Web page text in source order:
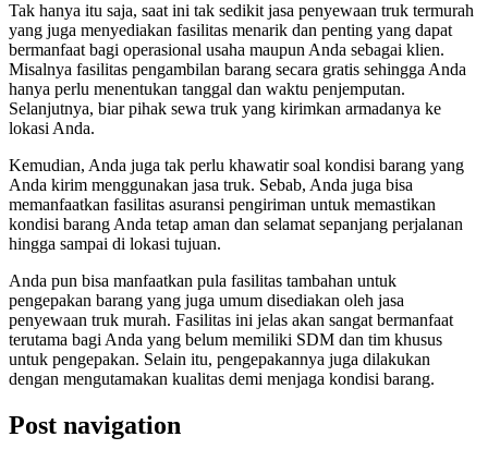
Tak hanya itu saja, saat ini tak sedikit jasa penyewaan truk termurah
yang juga menyediakan fasilitas menarik dan penting yang dapat
bermanfaat bagi operasional usaha maupun Anda sebagai klien.
Misalnya fasilitas pengambilan barang secara gratis sehingga Anda
hanya perlu menentukan tanggal dan waktu penjemputan.
Selanjutnya, biar pihak sewa truk yang kirimkan armadanya ke
lokasi Anda.
Kemudian, Anda juga tak perlu khawatir soal kondisi barang yang
Anda kirim menggunakan jasa truk. Sebab, Anda juga bisa
memanfaatkan fasilitas asuransi pengiriman untuk memastikan
kondisi barang Anda tetap aman dan selamat sepanjang perjalanan
hingga sampai di lokasi tujuan.
Anda pun bisa manfaatkan pula fasilitas tambahan untuk
pengepakan barang yang juga umum disediakan oleh jasa
penyewaan truk murah. Fasilitas ini jelas akan sangat bermanfaat
terutama bagi Anda yang belum memiliki SDM dan tim khusus
untuk pengepakan. Selain itu, pengepakannya juga dilakukan
dengan mengutamakan kualitas demi menjaga kondisi barang.
Post navigation